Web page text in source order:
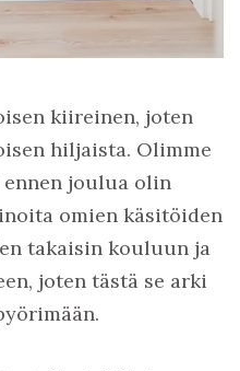
kiireinen, joten
hiljaista. Olimme
joulua olin
omien käsitöiden
takaisin kouluun ja
joten tästä se arki